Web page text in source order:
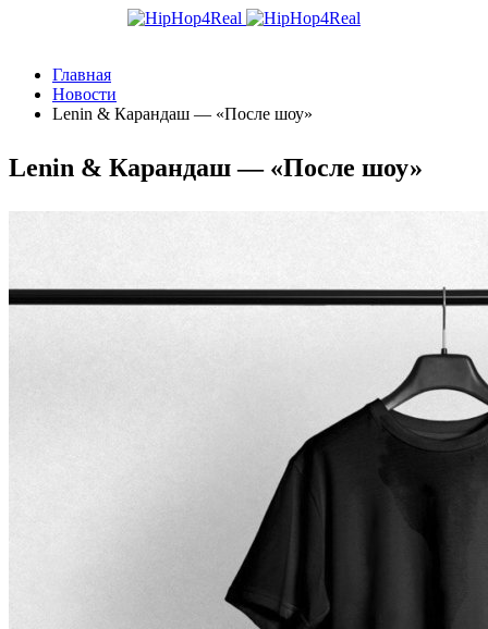
Главная
Новости
Lenin & Карандаш — «После шоу»
Lenin & Карандаш — «После шоу»